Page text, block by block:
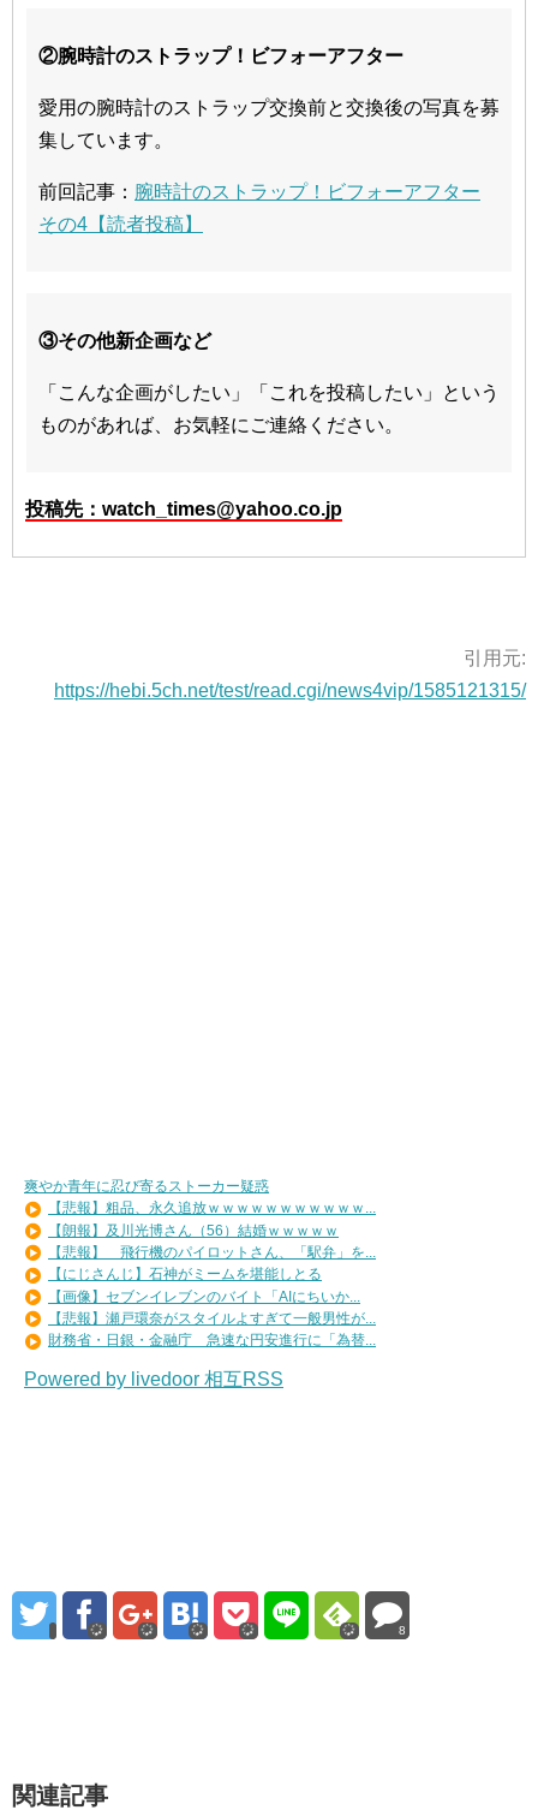
②腕時計のストラップ！ビフォーアフター
愛用の腕時計のストラップ交換前と交換後の写真を募
集しています。
前回記事： 腕時計のストラップ！ビフォーアフター
その4【読者投稿】
③その他新企画など
「こんな企画がしたい」「これを投稿したい」という
ものがあれば、お気軽にご連絡ください。
投稿先：watch_times@yahoo.co.jp
引用元:
https://hebi.5ch.net/test/read.cgi/news4vip/1585121315/
爽やか青年に忍び寄るストーカー疑惑
【悲報】粗品、永久追放ｗｗｗｗｗｗｗｗｗｗｗ...
【朗報】及川光博さん（56）結婚ｗｗｗｗｗ
【悲報】 飛行機のパイロットさん、「駅弁」を...
【にじさんじ】石神がミームを堪能しとる
【画像】セブンイレブンのバイト「AIにちいか...
【悲報】瀬戸環奈がスタイルよすぎて一般男性が...
財務省・日銀・金融庁 急速な円安進行に「為替...
Powered by livedoor 相互RSS
8
関連記事